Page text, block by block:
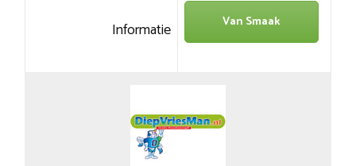
Informatie Van Smaak